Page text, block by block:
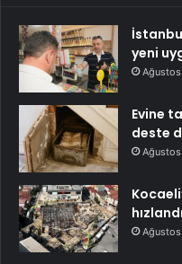
yeni
Evine
deste
hızlandı